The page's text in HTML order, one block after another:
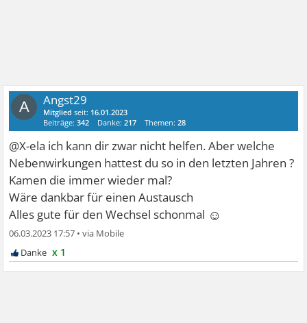
A Angst29
Mitglied seit: 16.01.2023
Beiträge:342 Danke:217 Themen:28
@X-ela ich kann dir zwar nicht helfen. Aber welche
Nebenwirkungen hattest du so in den letzten Jahren ?
Kamen die immer wieder mal?
Wäre dankbar für einen Austausch
Alles gute für den Wechsel schonmal ☺
06.03.2023 17:57 •
x 1